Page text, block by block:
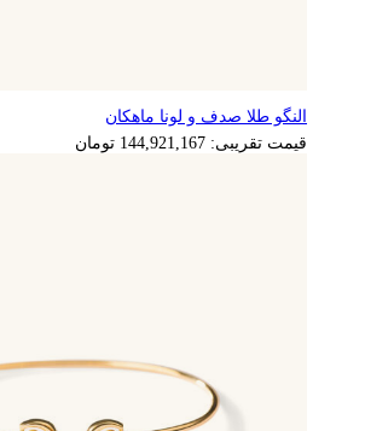
النگو طلا صدف و لونا ماهکان
قیمت تقریبی:144,921,167 تومان